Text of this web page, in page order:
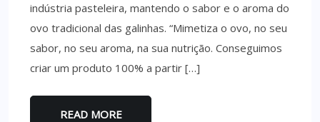
indústria pasteleira, mantendo o sabor e o aroma do
ovo tradicional das galinhas. “Mimetiza o ovo, no seu
sabor, no seu aroma, na sua nutrição. Conseguimos
criar um produto 100% a partir […]
READ MORE